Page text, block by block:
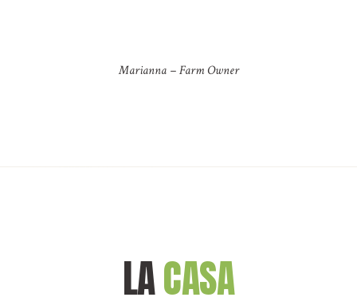
Marianna –Farm Owner
LACASA